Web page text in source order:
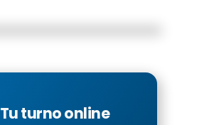
Tu turno online